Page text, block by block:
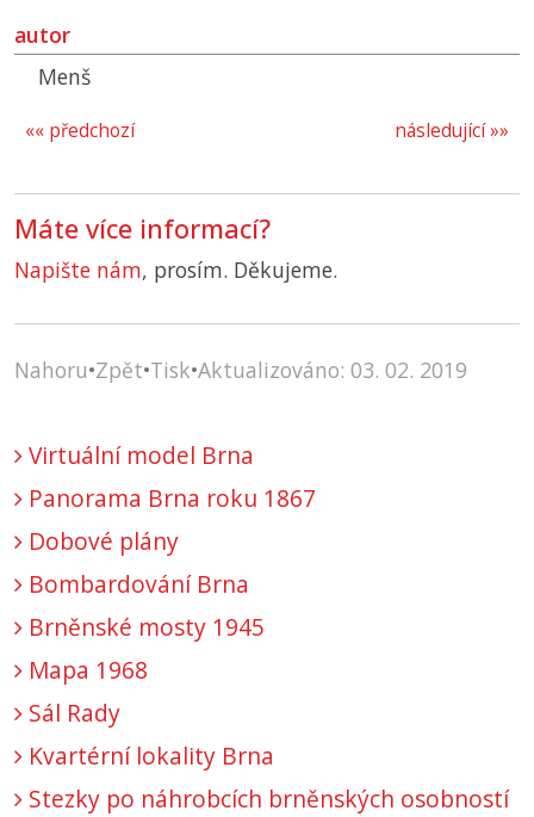
autor
Menš
následující »»
«« předchozí
Máte více informací?
Napište nám, prosím. Děkujeme.
Nahoru•Zpět•Tisk•Aktualizováno: 03. 02. 2019
Virtuální model Brna
Panorama Brna roku 1867
Dobové plány
Bombardování Brna
Brněnské mosty 1945
Mapa 1968
Sál Rady
Kvartérní lokality Brna
Stezky po náhrobcích brněnských osobností